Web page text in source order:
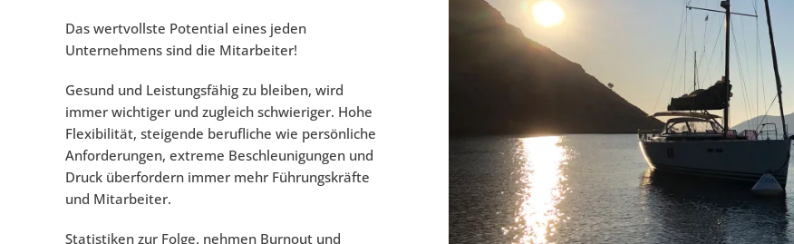
Das wertvollste Potential eines jeden
Unternehmens sind die Mitarbeiter!
Gesund und Leistungsfähig zu bleiben, wird
immer wichtiger und zugleich schwieriger. Hohe
Flexibilität, steigende berufliche wie persönliche
Anforderungen, extreme Beschleunigungen und
Druck überfordern immer mehr Führungskräfte
und Mitarbeiter.
Statistiken zur Folge, nehmen Burnout und